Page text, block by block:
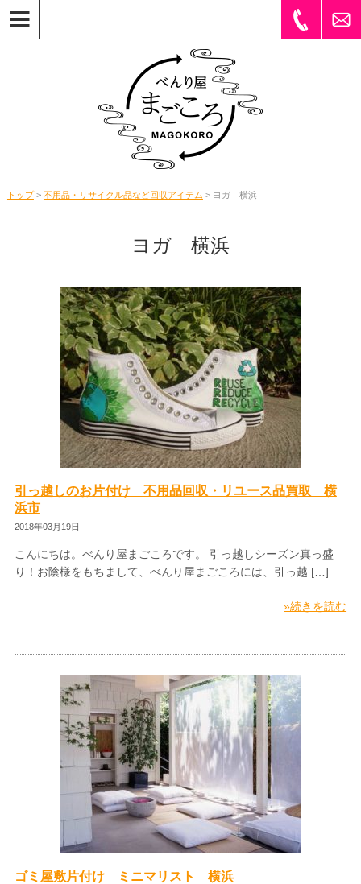
トップ> 不用品・リサイクル品など回収アイテム > ヨガ 横浜
ヨガ 横浜
引っ越しのお片付け 不用品回収・リユース品買取 横
浜市
2018年03月19日
こんにちは。べんり屋まごころです。 引っ越しシーズン真っ盛
り！お陰様をもちまして、べんり屋まごころには、引っ越 […]
»続きを読む
ゴミ屋敷片付け ミニマリスト 横浜